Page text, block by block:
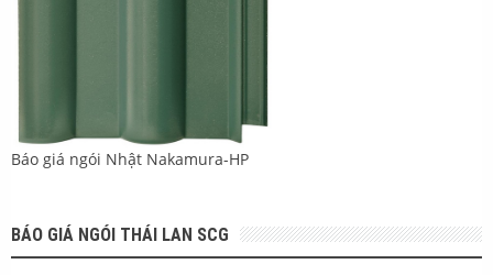
Báo giá ngói Nhật Nakamura-HP
BÁO GIÁ NGÓI THÁI LAN SCG